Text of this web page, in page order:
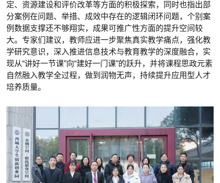
定、资源建设和评价改革等方面的积极探索，同时也指出部
分案例在问题、举措、成效中存在的逻辑闭环问题，个别案
例数据支撑还不够翔实，成果可推广性方面的提升空间较
大。专家们建议，教师应进一步聚焦真实教学痛点，强化教
学研究意识，深入推进信息技术与教育教学的深度融合，实
现从“讲好一节课”向“建好一门课”的跃升，并将课程思政元素
自然融入教学全过程，做到润物无声，持续提升应用型人才
培养质量。